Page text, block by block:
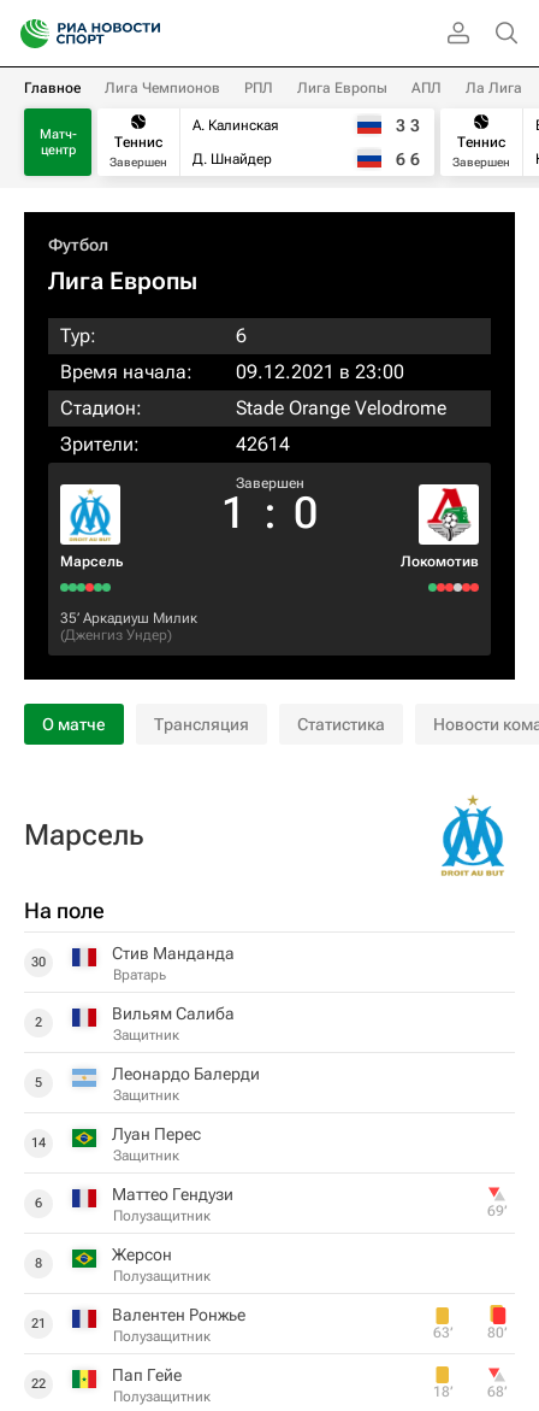
Главное Лига Чемпионов РПЛ Лига Европы АПЛ Ла Лига
Матч-
центр
Теннис
Завершен
А. Калинская
Д. Шнайдер
3 3
6 6
Теннис
Завершен
Футбол
Лига Европы
Тур:
6
Время начала:
09.12.2021 в 23:00
Стадион:
Stade Orange Velodrome
Зрители:
42614
Марсель
Завершен
1 : 0
Локомотив
35‎’‎ Аркадиуш Милик
(Дженгиз Ундер)
О матче Трансляция Статистика Новости
Марсель
На поле
30 Стив Манданда
Вратарь
2 Вильям Салиба
Защитник
5 Леонардо Балерди
Защитник
14 Луан Перес
Защитник
6 Маттео Гендузи
Полузащитник 69‎’‎
8 Жерсон
Полузащитник
21 Валентен Ронжье
Полузащитник 63‎’‎ 80‎’‎
22 Пап Гейе
Полузащитник 18‎’‎ 68‎’‎